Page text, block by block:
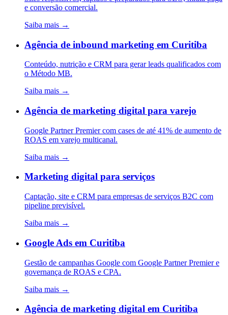
e conversão comercial.
Saiba mais →
Agência de inbound marketing em Curitiba
Conteúdo, nutrição e CRM para gerar leads qualificados com
o Método MB.
Saiba mais →
Agência de marketing digital para varejo
Google Partner Premier com cases de até 41% de aumento de
ROAS em varejo multicanal.
Saiba mais →
Marketing digital para serviços
Captação, site e CRM para empresas de serviços B2C com
pipeline previsível.
Saiba mais →
Google Ads em Curitiba
Gestão de campanhas Google com Google Partner Premier e
governança de ROAS e CPA.
Saiba mais →
Agência de marketing digital em Curitiba